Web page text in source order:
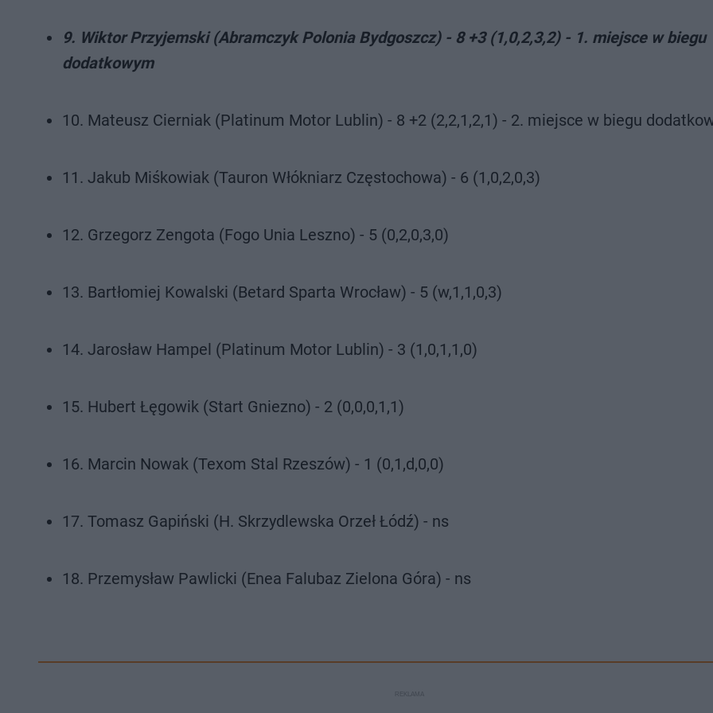
9. Wiktor Przyjemski (Abramczyk Polonia Bydgoszcz) - 8 +3 (1,0,2,3,2) - 1. miejsce w biegu
dodatkowym
10. Mateusz Cierniak (Platinum Motor Lublin) - 8 +2 (2,2,1,2,1) - 2. miejsce w biegu
11. Jakub Miśkowiak (Tauron Włókniarz Częstochowa) - 6 (1,0,2,0,3)
12. Grzegorz Zengota (Fogo Unia Leszno) - 5 (0,2,0,3,0)
13. Bartłomiej Kowalski (Betard Sparta Wrocław) - 5 (w,1,1,0,3)
14. Jarosław Hampel (Platinum Motor Lublin) - 3 (1,0,1,1,0)
15. Hubert Łęgowik (Start Gniezno) - 2 (0,0,0,1,1)
16. Marcin Nowak (Texom Stal Rzeszów) - 1 (0,1,d,0,0)
17. Tomasz Gapiński (H. Skrzydlewska Orzeł Łódź) - ns
18. Przemysław Pawlicki (Enea Falubaz Zielona Góra) - ns